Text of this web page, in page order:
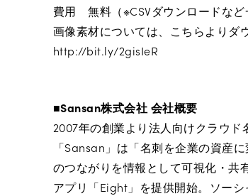
費用 無料（※CSVダウンロードなど
画像素材については、こちらよりダ
http://bit.ly/2gisIeR
■Sansan株式会社 会社概要
2007年の創業より法人向けクラウド
「Sansan」は「名刺を企業の資産
のつながりを情報として可視化・共
アプリ「Eight」を提供開始。ソー